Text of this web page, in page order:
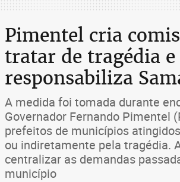
Pimentel cria
tratar de tragédia e
responsabiliza
A medida foi tomada durante
Governador Fernando Pimentel
prefeitos de municípios
ou indiretamente pela tragédia.
centralizar as demandas
município